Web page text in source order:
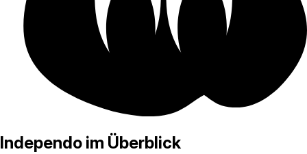
Independo im Überblick